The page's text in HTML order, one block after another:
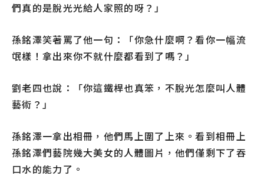
們真的是脫光光給人家照的呀？」
孫銘澤笑著罵了他一句：「你急什麼啊？看你一幅流
氓樣！拿出來你不就什麼都看到了嗎？」
劉老四也說：「你這鐵桿也真笨，不脫光怎麼叫人體
藝術？」
孫銘澤一拿出相冊，他們馬上圍了上來。看到相冊上
孫銘澤們藝院幾大美女的人體圖片，他們僅剩下了吞
口水的能力了。